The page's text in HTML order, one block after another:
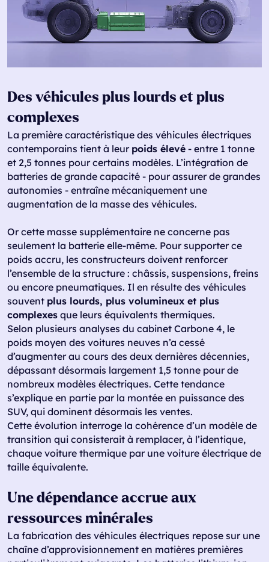
Des véhicules plus lourds et plus
complexes
La première caractéristique des véhicules électriques
contemporains tient à leur poids élevé - entre 1 tonne
et 2,5 tonnes pour certains modèles. L’intégration de
batteries de grande capacité - pour assurer de grandes
autonomies - entraîne mécaniquement une
augmentation de la masse des véhicules.
Or cette masse supplémentaire ne concerne pas
seulement la batterie elle-même. Pour supporter ce
poids accru, les constructeurs doivent renforcer
l’ensemble de la structure : châssis, suspensions, freins
ou encore pneumatiques. Il en résulte des véhicules
souvent plus lourds, plus volumineux et plus
complexes que leurs équivalents thermiques.
Selon plusieurs analyses du cabinet Carbone 4, le
poids moyen des voitures neuves n’a cessé
d’augmenter au cours des deux dernières décennies,
dépassant désormais largement 1,5 tonne pour de
nombreux modèles électriques. Cette tendance
s’explique en partie par la montée en puissance des
SUV, qui dominent désormais les ventes.
Cette évolution interroge la cohérence d’un modèle de
transition qui consisterait à remplacer, à l’identique,
chaque voiture thermique par une voiture électrique de
taille équivalente.
Une dépendance accrue aux
ressources minérales
La fabrication des véhicules électriques repose sur une
chaîne d’approvisionnement en matières premières